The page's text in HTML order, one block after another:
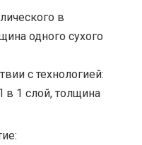
в
одного сухого
с технологией:
1 слой, толщина